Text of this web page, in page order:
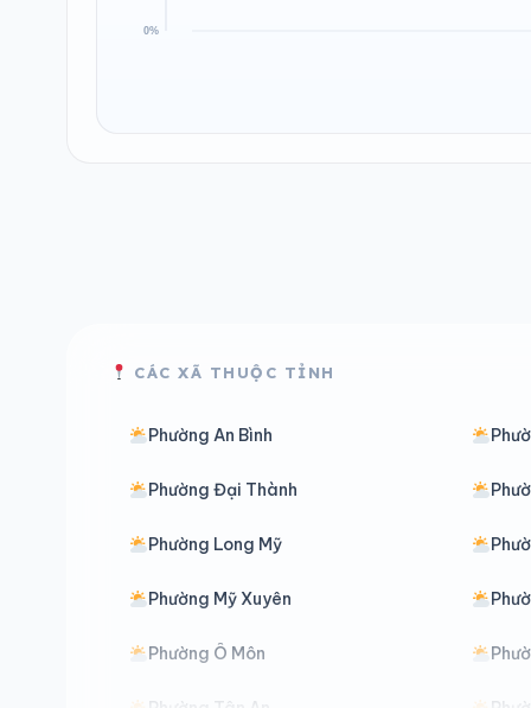
CÁC XÃ THUỘC TỈNH
Phường An Bình
Phường Đại Thành
Phường Long Mỹ
Phường Mỹ Xuyên
Phường Ô Môn